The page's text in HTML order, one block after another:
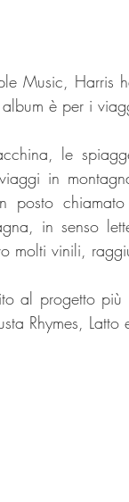
Music, Harris
è per i
le
in
posto
in senso
al progetto
Rhymes, Latto